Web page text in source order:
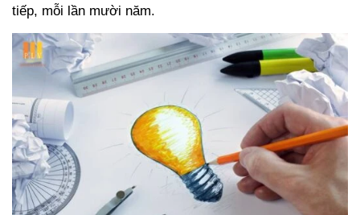
tiếp, mỗi lần mười năm.